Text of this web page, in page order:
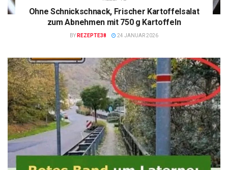
Ohne Schnickschnack, Frischer Kartoffelsalat
zum Abnehmen mit 750 g Kartoffeln
BY REZEPTE38 24 JANUAR 2026